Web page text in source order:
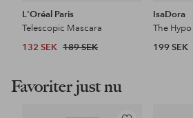
L'Oréal Paris
Telescopic Mascara
132 SEK 189 SEK
IsaDora
199 SEK
Favoriter just nu